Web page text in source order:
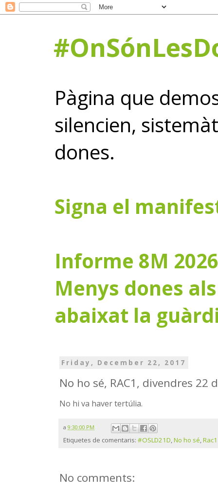
Pàgina que
silencien,
dones.
Signa el
Informe 8M
Menys dones
abaixat la
Friday, December 22, 2017
No ho sé, RAC1, divendres 22
No hi va haver tertúlia.
a 9:30:00 PM
Etiquetes de comentaris: #OSLD21D,No ho sé,Rac1
No comments: